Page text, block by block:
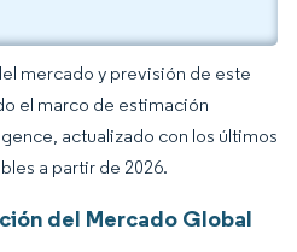
mercado y previsión de este
el marco de estimación
actualizado con los últimos
a partir de 2026.
del Mercado Global